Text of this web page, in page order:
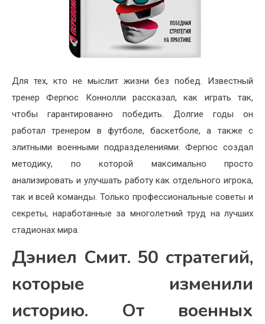
Для тех, кто не мыслит жизни без побед. Известный
тренер Фергюс Коннолли рассказал, как играть так,
чтобы гарантированно победить. Долгие годы он
работал тренером в футболе, баскетболе, а также с
элитными военными подразделениями. Фергюс создал
методику, по которой максимально просто
анализировать и улучшать работу как отдельного игрока,
так и всей команды. Только профессиональные советы и
секреты, наработанные за многолетний труд на лучших
стадионах мира.
Дэниел Смит. 50 стратегий,
которые изменили
историю. От военных